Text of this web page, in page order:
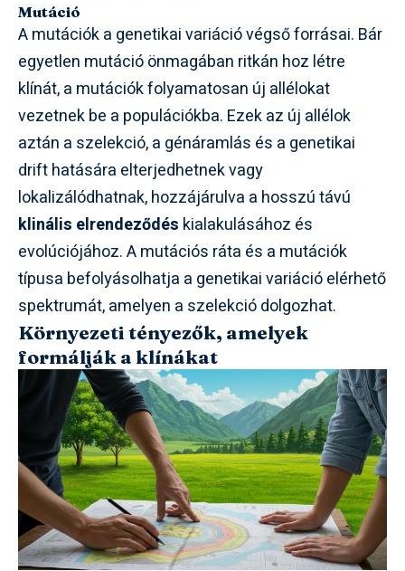
Mutáció
A mutációk a genetikai variáció végső forrásai. Bár
egyetlen mutáció önmagában ritkán hoz létre
klínát, a mutációk folyamatosan új allélokat
vezetnek be a populációkba. Ezek az új allélok
aztán a szelekció, a génáramlás és a genetikai
drift hatására elterjedhetnek vagy
lokalizálódhatnak, hozzájárulva a hosszú távú
klinális elrendeződés kialakulásához és
evolúciójához. A mutációs ráta és a mutációk
típusa befolyásolhatja a genetikai variáció elérhető
spektrumát, amelyen a szelekció dolgozhat.
Környezeti tényezők, amelyek
formálják a klínákat